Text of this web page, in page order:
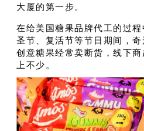
大厦的第一步。
在给美国糖果品牌代工的过
圣节、复活节等节日期间，
创意糖果经常卖断货，线下
上不少。